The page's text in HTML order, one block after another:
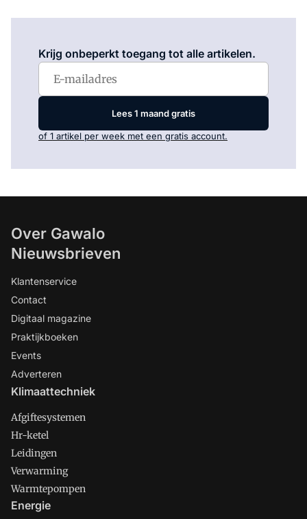
Krijg onbeperkt toegang tot alle artikelen.
Lees 1 maand gratis
of 1 artikel per week met een gratis account.
Over Gawalo
Nieuwsbrieven
Klantenservice
Contact
Digitaal magazine
Praktijkboeken
Events
Adverteren
Klimaattechniek
Afgiftesystemen
Hr-ketel
Leidingen
Verwarming
Warmtepompen
Energie